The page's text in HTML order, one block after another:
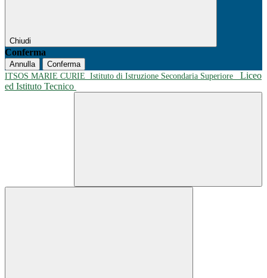
Chiudi
Conferma
Annulla
Conferma
ITSOS MARIE CURIE Istituto di Istruzione Secondaria Superiore
Liceo
ed Istituto Tecnico